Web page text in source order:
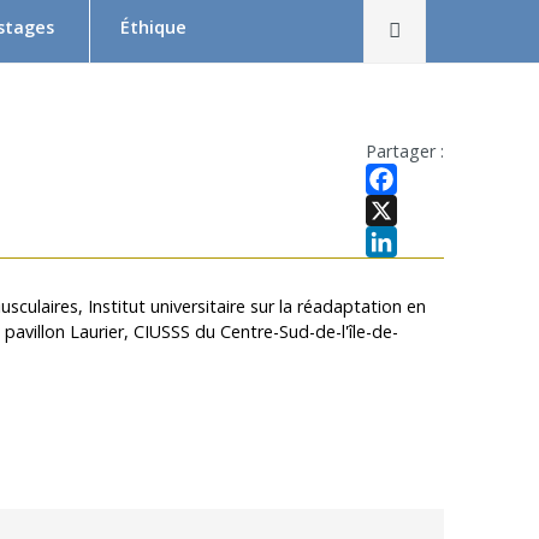
Éthique
Formation en éthique de la recherche
Dépôt et suivi d’un projet au CER RDP
Partager :
Facebook
X
Institut universitaire sur la réadaptation en
Laurier, CIUSSS du Centre-Sud-de-l'île-de-